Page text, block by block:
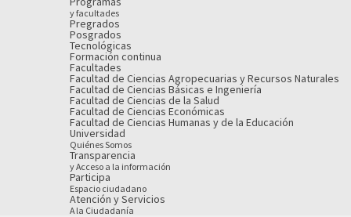
y facultades
Pregrados
Posgrados
Tecnológicas
Formación continua
Facultades
Facultad de Ciencias Agropecuarias y Recursos Naturales
Facultad de Ciencias Básicas e Ingeniería
Facultad de Ciencias de la Salud
Facultad de Ciencias Económicas
Facultad de Ciencias Humanas y de la Educación
Universidad
Quiénes Somos
Transparencia
y Acceso a la información
Participa
Espacio ciudadano
Atención y Servicios
A la Ciudadanía